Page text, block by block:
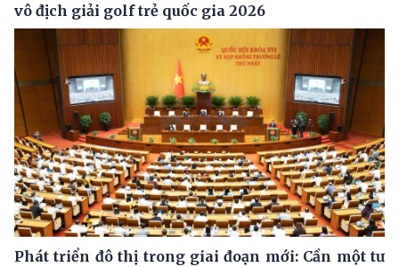
vô địch giải golf trẻ quốc gia 2026
Phát triển đô thị trong giai đoạn mới: Cần một tư